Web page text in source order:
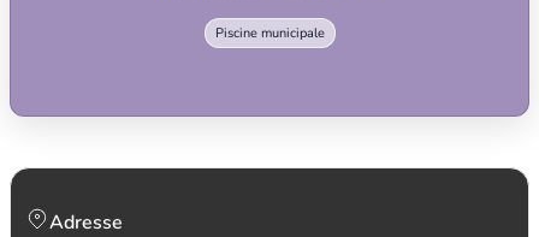
Piscine municipale
Adresse